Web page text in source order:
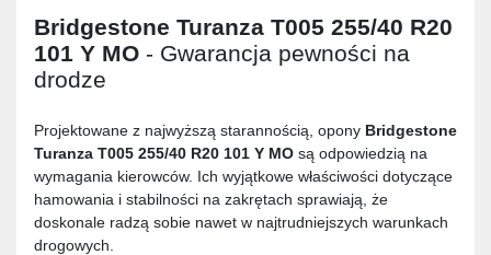
Bridgestone Turanza T005 255/40 R20
101 Y MO - Gwarancja pewności na
drodze
Projektowane z najwyższą starannością, opony Bridgestone
Turanza T005 255/40 R20 101 Y MO są odpowiedzią na
wymagania kierowców. Ich wyjątkowe właściwości dotyczące
hamowania i stabilności na zakrętach sprawiają, że
doskonale radzą sobie nawet w najtrudniejszych warunkach
drogowych.